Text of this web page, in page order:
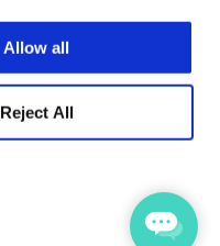
Allow all
Reject All